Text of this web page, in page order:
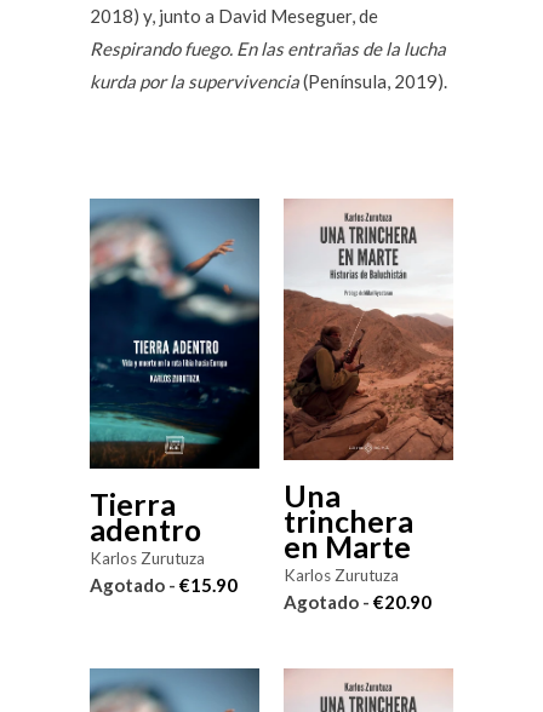
2018) y, junto a David Meseguer, de
Respirando fuego. En las entrañas de la lucha
kurda por la supervivencia(Península, 2019).
Tierra
adentro
Karlos Zurutuza
Agotado - €15.90
Una
trinchera
en Marte
Karlos Zurutuza
Agotado - €20.90